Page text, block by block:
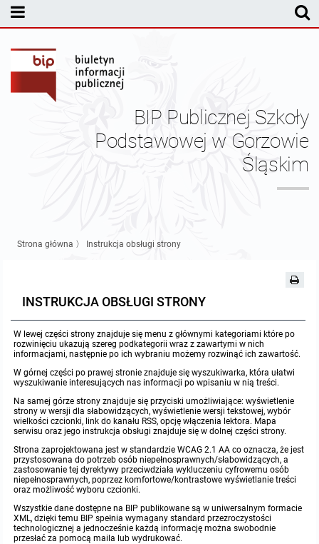
BIP Publicznej Szkoły
Podstawowej w Gorzowie
Śląskim
Dyrekcja
Statut PSP w Gorzowie Śląskim
Kontakt
Dane redakcyjne
Dane osobowe
MENU PRZEDMIOTOWE
Nabór pracowników
Tryb działania
Język mniejszości narodowej.
Strona główna 〉 Instrukcja obsługi strony
INSTRUKCJA OBSŁUGI STRONY
W lewej części strony znajduje się menu z głównymi kategoriami które po
rozwinięciu ukazują szereg podkategorii wraz z zawartymi w nich
informacjami, następnie po ich wybraniu możemy rozwinąć ich zawartość.
W górnej części po prawej stronie znajduje się wyszukiwarka, która ułatwi
wyszukiwanie interesujących nas informacji po wpisaniu w nią treści.
Na samej górze strony znajduje się przyciski umożliwiające: wyświetlenie
strony w wersji dla słabowidzących, wyświetlenie wersji tekstowej, wybór
wielkości czcionki, link do kanału RSS, opcję włączenia lektora. Mapa
serwisu oraz jego instrukcja obsługi znajduje się w dolnej części strony.
Strona zaprojektowana jest w standardzie WCAG 2.1 AA co oznacza, że jest
przystosowana do potrzeb osób niepełnosprawnych/słabowidzących, a
zastosowanie tej dyrektywy przeciwdziała wykluczeniu cyfrowemu osób
niepełnosprawnych, poprzez komfortowe/kontrastowe wyświetlanie treści
oraz możliwość wyboru czcionki.
Wszystkie dane dostępne na BIP publikowane są w uniwersalnym formacie
XML, dzięki temu BIP spełnia wymagany standard przezroczystości
technologicznej a jednocześnie każdą informację można swobodnie
przesłać za pomocą maila lub wydrukować.